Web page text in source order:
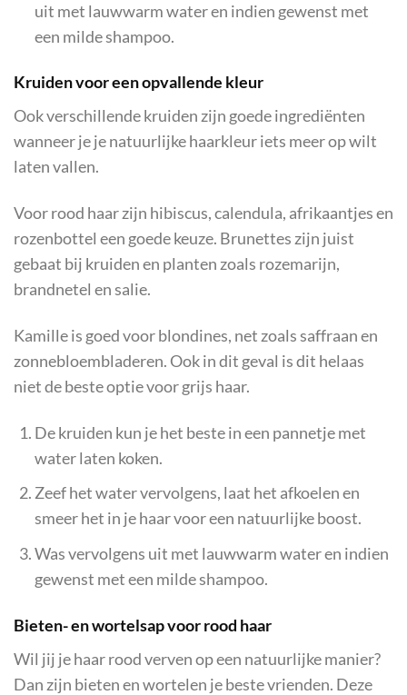
uit met lauwwarm water en indien gewenst met
een milde shampoo.
Kruiden voor een opvallende kleur
Ook verschillende kruiden zijn goede ingrediënten
wanneer je je natuurlijke haarkleur iets meer op wilt
laten vallen.
Voor rood haar zijn hibiscus, calendula, afrikaantjes en
rozenbottel een goede keuze. Brunettes zijn juist
gebaat bij kruiden en planten zoals rozemarijn,
brandnetel en salie.
Kamille is goed voor blondines, net zoals saffraan en
zonnebloembladeren. Ook in dit geval is dit helaas
niet de beste optie voor grijs haar.
De kruiden kun je het beste in een pannetje met
water laten koken.
Zeef het water vervolgens, laat het afkoelen en
smeer het in je haar voor een natuurlijke boost.
Was vervolgens uit met lauwwarm water en indien
gewenst met een milde shampoo.
Bieten- en wortelsap voor rood haar
Wil jij je haar rood verven op een natuurlijke manier?
Dan zijn bieten en wortelen je beste vrienden. Deze